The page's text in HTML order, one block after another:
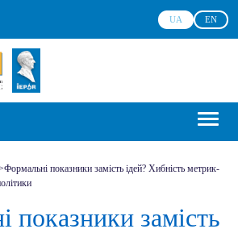
UA EN
Формальні показники замість ідей? Хибність метрик-
показники замість